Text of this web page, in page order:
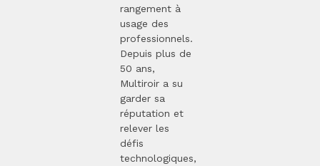
rangement à
usage des
professionnels.
Depuis plus de
50 ans,
Multiroir a su
garder sa
réputation et
relever les
défis
technologiques,